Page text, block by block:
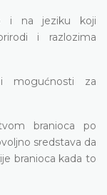
i na jeziku koji
i razlozima
mogućnosti za
branioca po
sredstava da
branioca kada to